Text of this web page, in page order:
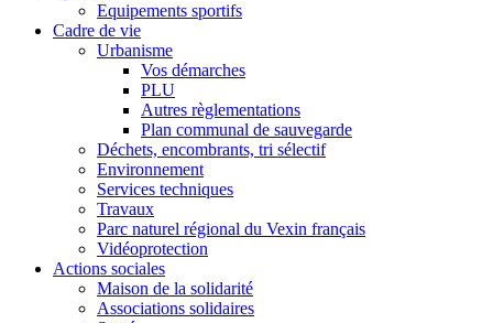
Equipements sportifs
Cadre de vie
Urbanisme
Vos démarches
PLU
Autres règlementations
Plan communal de sauvegarde
Déchets, encombrants, tri sélectif
Environnement
Services techniques
Travaux
Parc naturel régional du Vexin français
Vidéoprotection
Actions sociales
Maison de la solidarité
Associations solidaires